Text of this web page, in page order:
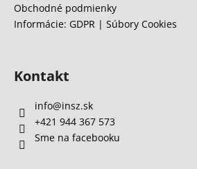
Obchodné podmienky
Informácie: GDPR | Súbory Cookies
Kontakt
info@insz.sk
+421 944 367 573
Sme na facebooku